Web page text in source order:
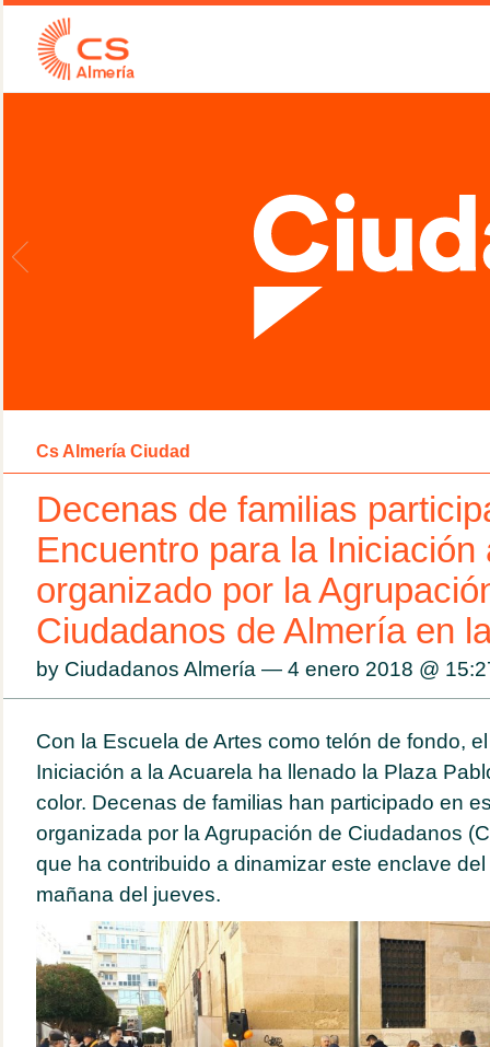
Cs Almería Ciudad
Decenas de familias
Encuentro para la Iniciación
organizado por la
Ciudadanos de Almería en
by Ciudadanos Almería — 4 enero 2018 @
Con la Escuela de Artes como telón de fondo,
Iniciación a la Acuarela ha llenado la Plaza
color. Decenas de familias han participado en
organizada por la Agrupación de Ciudadanos
que ha contribuido a dinamizar este enclave
mañana del jueves.